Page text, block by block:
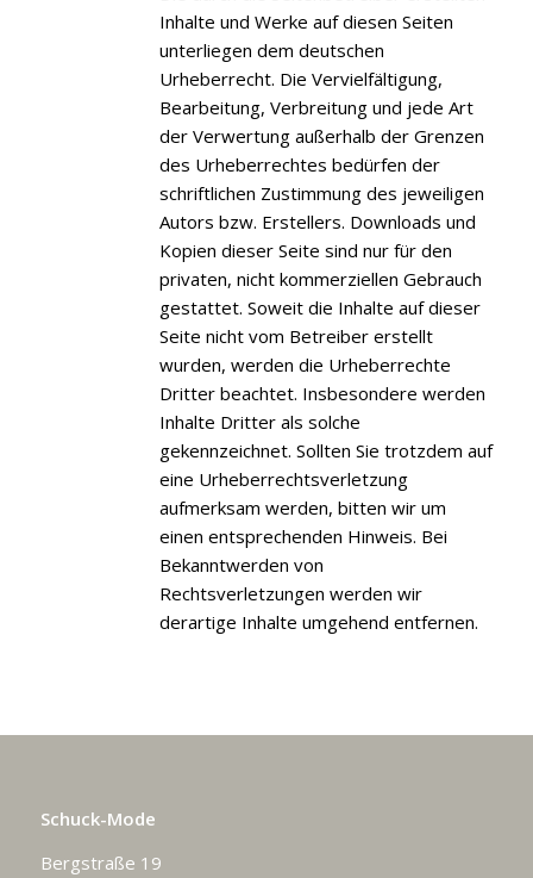
Inhalte und Werke auf diesen Seiten
unterliegen dem deutschen
Urheberrecht. Die Vervielfältigung,
Bearbeitung, Verbreitung und jede Art
der Verwertung außerhalb der Grenzen
des Urheberrechtes bedürfen der
schriftlichen Zustimmung des jeweiligen
Autors bzw. Erstellers. Downloads und
Kopien dieser Seite sind nur für den
privaten, nicht kommerziellen Gebrauch
gestattet. Soweit die Inhalte auf dieser
Seite nicht vom Betreiber erstellt
wurden, werden die Urheberrechte
Dritter beachtet. Insbesondere werden
Inhalte Dritter als solche
gekennzeichnet. Sollten Sie trotzdem auf
eine Urheberrechtsverletzung
aufmerksam werden, bitten wir um
einen entsprechenden Hinweis. Bei
Bekanntwerden von
Rechtsverletzungen werden wir
derartige Inhalte umgehend entfernen.
Schuck-Mode
Bergstraße 19